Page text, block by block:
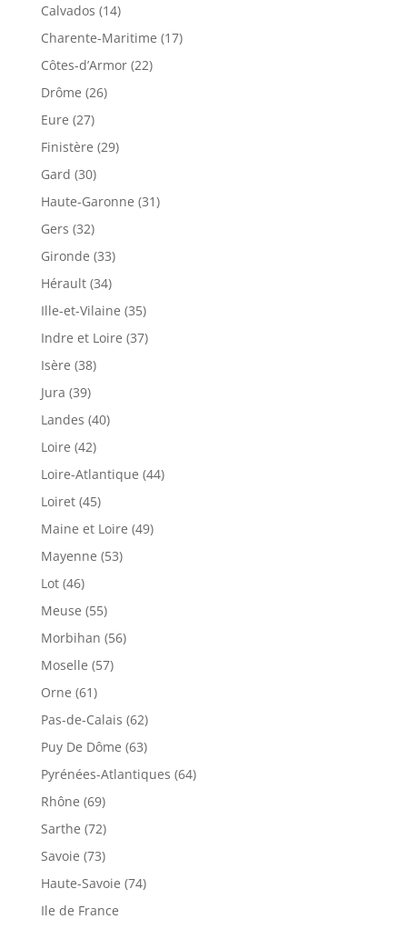
Calvados (14)
Charente-Maritime (17)
Côtes-d’Armor (22)
Drôme (26)
Eure (27)
Finistère (29)
Gard (30)
Haute-Garonne (31)
Gers (32)
Gironde (33)
Hérault (34)
Ille-et-Vilaine (35)
Indre et Loire (37)
Isère (38)
Jura (39)
Landes (40)
Loire (42)
Loire-Atlantique (44)
Loiret (45)
Maine et Loire (49)
Mayenne (53)
Lot (46)
Meuse (55)
Morbihan (56)
Moselle (57)
Orne (61)
Pas-de-Calais (62)
Puy De Dôme (63)
Pyrénées-Atlantiques (64)
Rhône (69)
Sarthe (72)
Savoie (73)
Haute-Savoie (74)
Ile de France